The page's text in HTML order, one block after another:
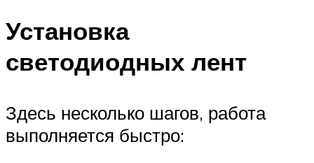
Установка
светодиодных лент
Здесь несколько шагов, работа
выполняется быстро: